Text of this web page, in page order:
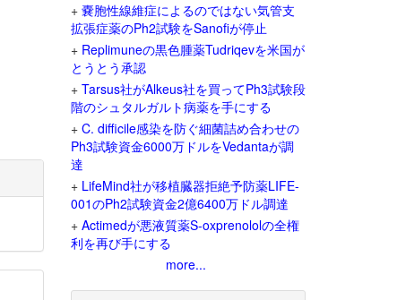
+ 嚢胞性線維症によるのではない気管支
拡張症薬のPh2試験をSanofiが停止
+ Replimuneの黒色腫薬Tudriqevを米国が
とうとう承認
+ Tarsus社がAlkeus社を買ってPh3試験段
階のシュタルガルト病薬を手にする
+ C. difficile感染を防ぐ細菌詰め合わせの
Ph3試験資金6000万ドルをVedantaが調
達
+ LifeMind社が移植臓器拒絶予防薬LIFE-
001のPh2試験資金2億6400万ドル調達
+ Actimedが悪液質薬S-oxprenololの全権
利を再び手にする
more...